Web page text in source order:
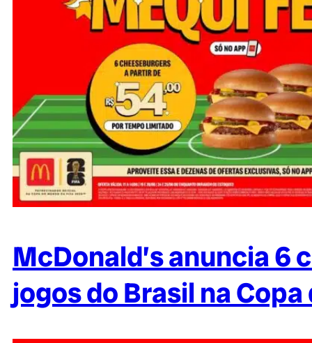
McDonald’s anuncia 6
jogos do Brasil na